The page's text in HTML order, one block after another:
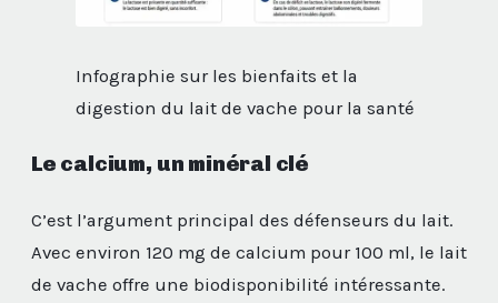
Infographie sur les bienfaits et la
digestion du lait de vache pour la santé
Le calcium, un minéral clé
C’est l’argument principal des défenseurs du lait.
Avec environ 120 mg de calcium pour 100 ml, le lait
de vache offre une biodisponibilité intéressante.